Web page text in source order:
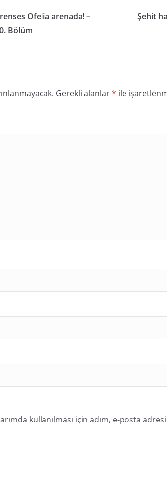
Ofelia arenada! –
Bölüm
Şehit
Gerekli alanlar* ile
kullanılması için adım, e-posta